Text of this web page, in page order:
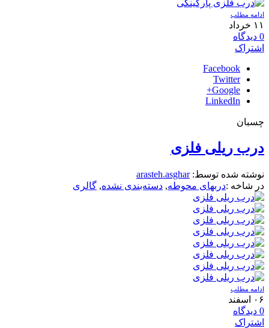
ادامه مطلب
۱۱ خرداد
0 دیدگاه
اشتراک
Facebook
Twitter
Google+
LinkedIn
چسبان
درب ریلی فلزی
نوشته شده توسط:arasteh.asghar
در شاخه :دربهای محوطه, دسته‌بندی نشده, گالری
ادامه مطلب
۰۶
اسفند
0 دیدگاه
اشتراک